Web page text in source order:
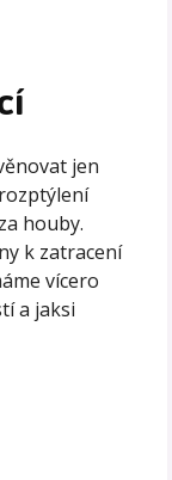
jen
houby.
k zatracení
vícero
a jaksi